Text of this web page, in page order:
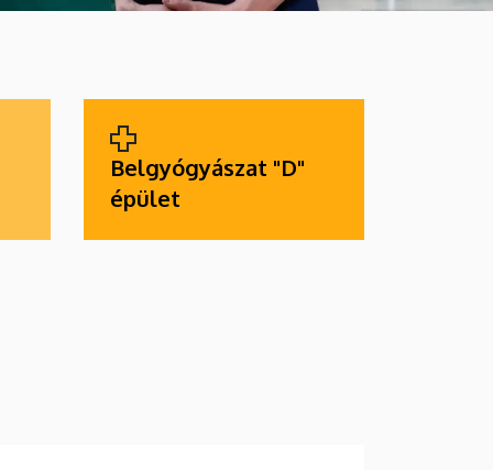
Belgyógyászat "D"
épület